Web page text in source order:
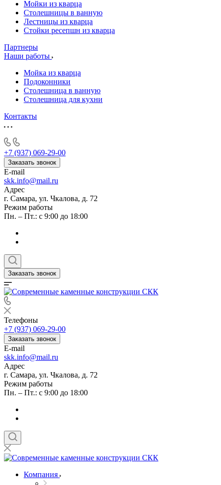
Мойки из кварца
Столешницы в ванную
Лестницы из кварца
Стойки ресепшн из кварца
Партнеры
Наши работы
Мойка из кварца
Подоконники
Столешница в ванную
Столешница для кухни
Контакты
+7 (937) 069-29-00
Заказать звонок
E-mail
skk.info@mail.ru
Адрес
г. Самара, ул. Чкалова, д. 72
Режим работы
Пн. – Пт.: с 9:00 до 18:00
Заказать звонок
Телефоны
+7 (937) 069-29-00
Заказать звонок
E-mail
skk.info@mail.ru
Адрес
г. Самара, ул. Чкалова, д. 72
Режим работы
Пн. – Пт.: с 9:00 до 18:00
Компания